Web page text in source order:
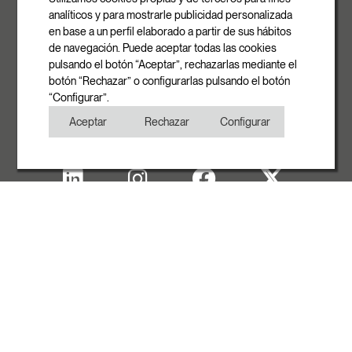
08540 Centelles | Barcelona
E-mail
info@rovasi.com
Telefon
+34 93 881 37 13
analíticos y para mostrarle publicidad personalizada
en base a un perfil elaborado a partir de sus hábitos
de navegación. Puede aceptar todas las cookies
pulsando el botón “Aceptar”, rechazarlas mediante el
botón “Rechazar” o configurarlas pulsando el botón
“Configurar”.
Aceptar
Rechazar Configurar